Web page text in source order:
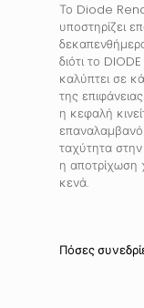
Το Diode
υποστηρίζει
διότι το
καλύπτει σε
της
η κεφαλή
ταχύτητα στην
η αποτρίχωση
κενά.
Πόσες